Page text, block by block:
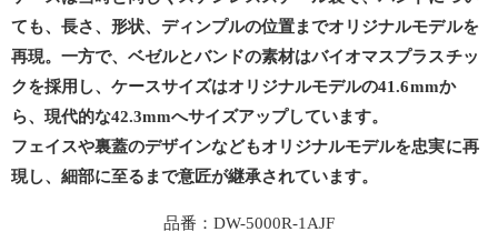
ても、長さ、形状、ディンプルの位置までオリジナルモデルを
再現。一方で、ベゼルとバンドの素材はバイオマスプラスチッ
クを採用し、ケースサイズはオリジナルモデルの41.6mmか
ら、現代的な42.3mmへサイズアップしています。
フェイスや裏蓋のデザインなどもオリジナルモデルを忠実に再
現し、細部に至るまで意匠が継承されています。
品番：DW-5000R-1AJF